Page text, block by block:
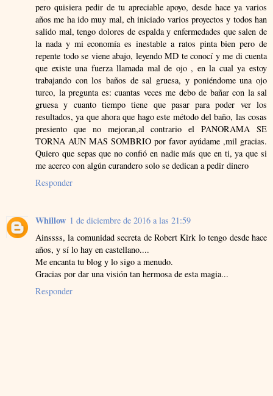
pero quisiera pedir de tu apreciable apoyo, desde hace ya varios
años me ha ido muy mal, eh iniciado varios proyectos y todos han
salido mal, tengo dolores de espalda y enfermedades que salen de
la nada y mi economía es inestable a ratos pinta bien pero de
repente todo se viene abajo, leyendo MD te conocí y me di cuenta
que existe una fuerza llamada mal de ojo , en la cual ya estoy
trabajando con los baños de sal gruesa, y poniéndome una ojo
turco, la pregunta es: cuantas veces me debo de bañar con la sal
gruesa y cuanto tiempo tiene que pasar para poder ver los
resultados, ya que ahora que hago este método del baño, las cosas
presiento que no mejoran,al contrario el PANORAMA SE
TORNA AUN MAS SOMBRIO por favor ayúdame ,mil gracias.
Quiero que sepas que no confió en nadie más que en ti, ya que si
me acerco con algún curandero solo se dedican a pedir dinero
Responder
Whillow 1 de diciembre de 2016 a las 21:59
Ainssss, la comunidad secreta de Robert Kirk lo tengo desde hace
años, y sí lo hay en castellano....
Me encanta tu blog y lo sigo a menudo.
Gracias por dar una visión tan hermosa de esta magia...
Responder